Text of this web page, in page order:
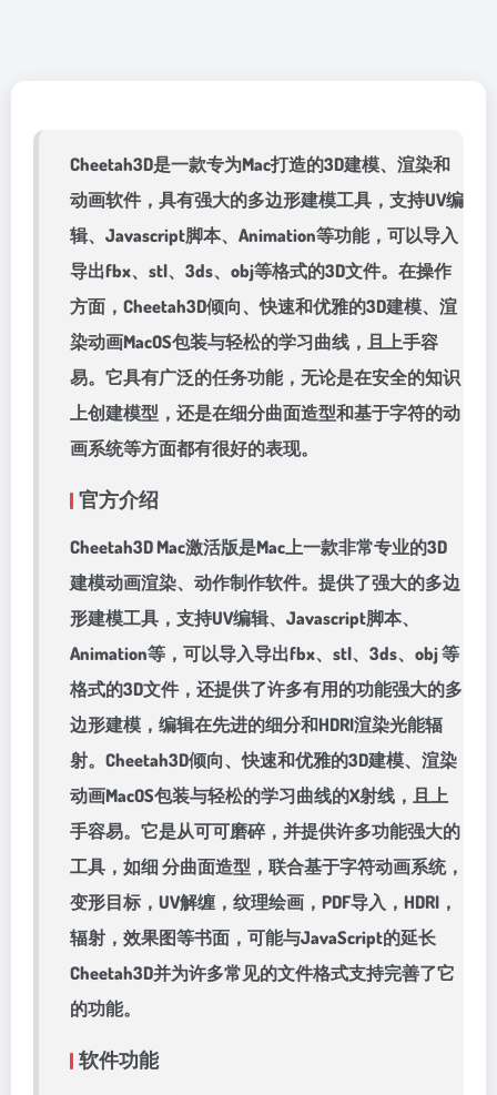
Cheetah3D是一款专为Mac打造的3D建模、渲染和
动画软件，具有强大的多边形建模工具，支持UV编
辑、Javascript脚本、Animation等功能，可以导入
导出fbx、stl、3ds、obj等格式的3D文件。在操作
方面，Cheetah3D倾向、快速和优雅的3D建模、渲
染动画MacOS包装与轻松的学习曲线，且上手容
易。它具有广泛的任务功能，无论是在安全的知识
上创建模型，还是在细分曲面造型和基于字符的动
画系统等方面都有很好的表现。
官方介绍
Cheetah3D Mac激活版是Mac上一款非常专业的3D
建模动画渲染、动作制作软件。提供了强大的多边
形建模工具，支持UV编辑、Javascript脚本、
Animation等，可以导入导出fbx、stl、3ds、obj 等
格式的3D文件，还提供了许多有用的功能强大的多
边形建模，编辑在先进的细分和HDRI渲染光能辐
射。Cheetah3D倾向、快速和优雅的3D建模、渲染
动画MacOS包装与轻松的学习曲线的X射线，且上
手容易。它是从可可磨碎，并提供许多功能强大的
工具，如细 分曲面造型，联合基于字符动画系统，
变形目标，UV解缠，纹理绘画，PDF导入，HDRI，
辐射，效果图等书面，可能与JavaScript的延长
Cheetah3D并为许多常见的文件格式支持完善了它
的功能。
软件功能